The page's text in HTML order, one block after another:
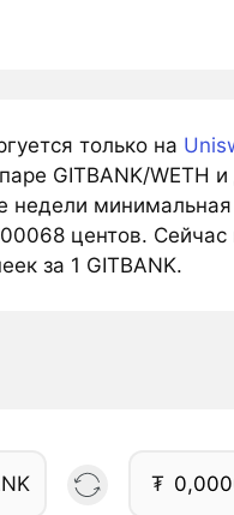
только на
GITBANK/WETH
минимальная
центов. Сейчас
за 1 GITBANK.
₮